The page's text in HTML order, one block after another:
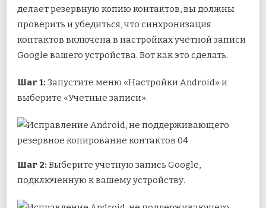
делает резервную копию контактов, вы должны
проверить и убедиться, что синхронизация
контактов включена в настройках учетной записи
Google вашего устройства. Вот как это сделать.
Шаг 1: Запустите меню «Настройки Android» и
выберите «Учетные записи».
Шаг 2: Выберите учетную запись Google,
подключенную к вашему устройству.